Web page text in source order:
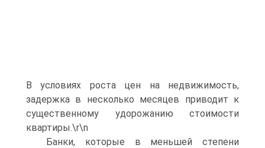
В условиях роста цен на недвижимость,
задержка в несколько месяцев приводит к
существенному удорожанию стоимости
квартиры.\r\n
Банки, которые в меньшей степени